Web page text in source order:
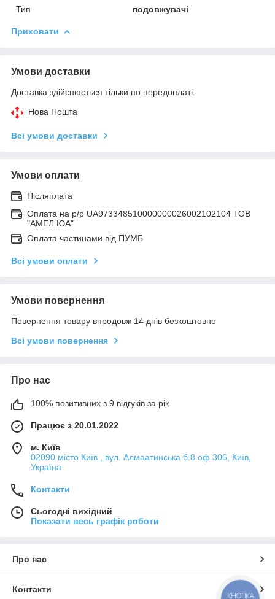
Тип
подовжувачі
Приховати
Умови доставки
Доставка здійснюється тільки по передоплаті.
Нова Пошта
Всі умови доставки
Умови оплати
Післяплата
Оплата на р/р UA973348510000000026002102104 ТОВ
"АМЕЛ.ЮА"
Оплата частинами від ПУМБ
Всі умови оплати
Умови повернення
Повернення товару впродовж 14 днів безкоштовно
Всі умови повернення
Про нас
100% позитивних з 9 відгуків за рік
Працює з 20.01.2022
м. Київ
02090 місто Київ , вул. Алмаатинська б.8 оф.306, Київ,
Україна
Контакти
Сьогодні вихідний
Показати весь графік роботи
Про нас
Контакти
КНОПКА